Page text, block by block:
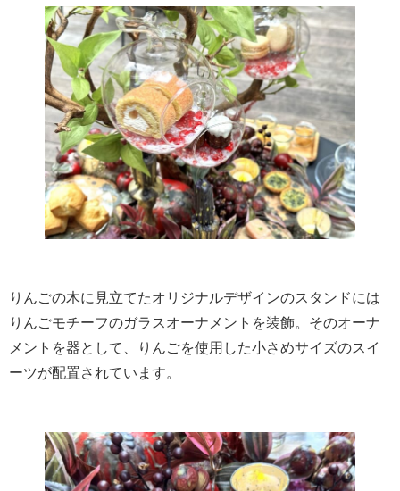
りんごの木に見立てたオリジナルデザインのスタンドには
りんごモチーフのガラスオーナメントを装飾。そのオーナ
メントを器として、りんごを使用した小さめサイズのスイ
ーツが配置されています。